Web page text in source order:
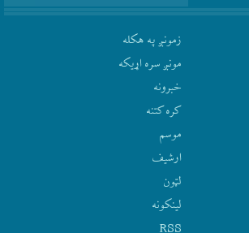
زمونږ په هکله
مونږ سره اړيکه
‫خبرونه
کره کتنه
موسم
ارشيف
لټون
لينکونه
RSS